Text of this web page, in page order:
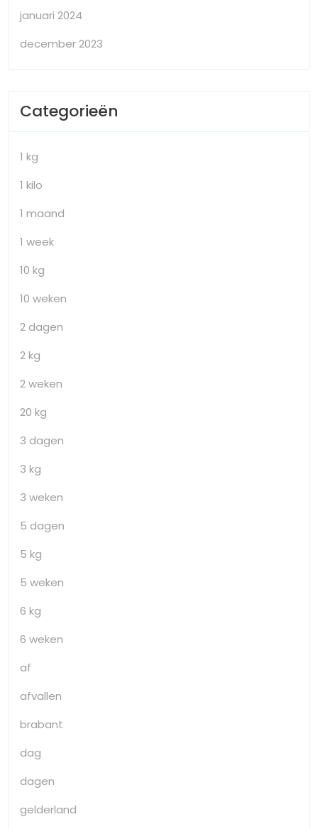
januari 2024
december 2023
Categorieën
1 kg
1 kilo
1 maand
1 week
10 kg
10 weken
2 dagen
2 kg
2 weken
20 kg
3 dagen
3 kg
3 weken
5 dagen
5 kg
5 weken
6 kg
6 weken
af
afvallen
brabant
dag
dagen
gelderland